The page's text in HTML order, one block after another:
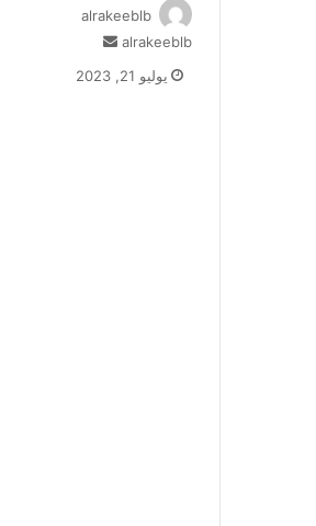
alrakeeblb
alrakeeblb
يوليو 21, 2023